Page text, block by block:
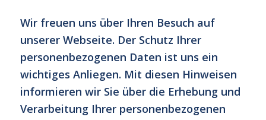
Wir freuen uns über Ihren Besuch auf
unserer Webseite. Der Schutz Ihrer
personenbezogenen Daten ist uns ein
wichtiges Anliegen. Mit diesen Hinweisen
informieren wir Sie über die Erhebung und
Verarbeitung Ihrer personenbezogenen